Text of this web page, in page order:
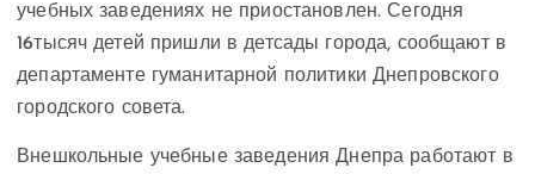
учебных заведениях не приостановлен. Сегодня
16тысяч детей пришли в детсады города, сообщают в
департаменте гуманитарной политики Днепровского
городского совета.
Внешкольные учебные заведения Днепра работают в